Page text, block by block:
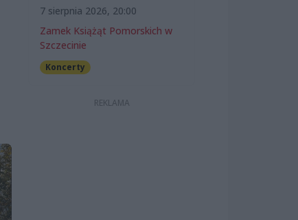
7 sierpnia 2026, 20:00
Zamek Książąt Pomorskich w
Szczecinie
Koncerty